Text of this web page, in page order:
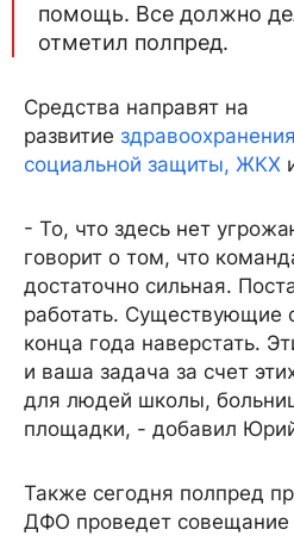
помощь. Все должно
отметил полпред.
Средства направят на
развитие здравоохранения
социальной защиты, ЖКХ
- То, что здесь нет
говорит о том, что
достаточно сильная.
работать. Существующие
конца года наверстать.
и ваша задача за счет
для людей школы,
площадки, - добавил
Также сегодня полпред
ДФО проведет совещание